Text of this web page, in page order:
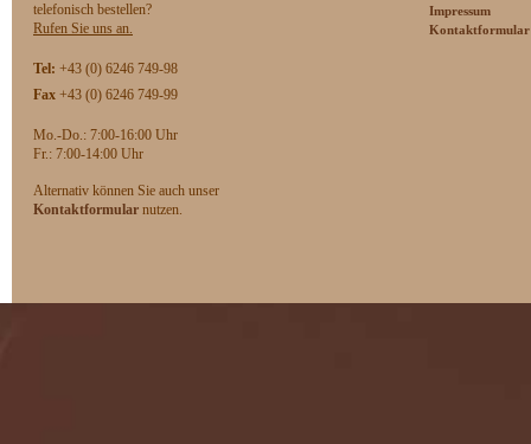
telefonisch bestellen?
Rufen Sie uns an.
Tel: +43 (0) 6246 749-98
Fax +43 (0) 6246 749-99
Mo.-Do.: 7:00-16:00 Uhr
Fr.: 7:00-14:00 Uhr
Alternativ können Sie auch unser
Kontaktformular nutzen.
Impressum
Kontaktformular